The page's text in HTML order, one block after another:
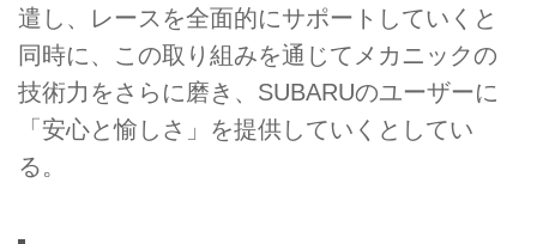
遣し、レースを全面的にサポートしていくと
同時に、この取り組みを通じてメカニックの
技術力をさらに磨き、SUBARUのユーザーに
「安心と愉しさ」を提供していくとしてい
る。